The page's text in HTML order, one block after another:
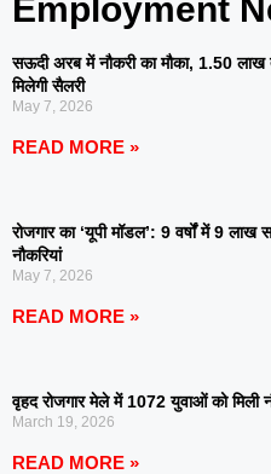
Employment
सऊदी अरब में नौकरी का मौका, 1.50
मिलेगी सैलरी
May 7, 2026
READ MORE »
रोजगार का ‘यूपी मॉडल’: 9 वर्षों में 9 लाख
नौकरियां
May 7, 2026
READ MORE »
वृहद रोजगार मेले में 1072 युवाओं को मिली
March 19, 2026
READ MORE »